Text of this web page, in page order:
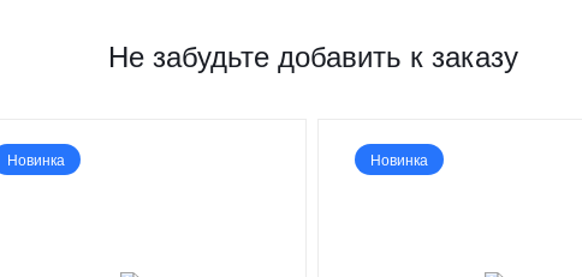
Не забудьте добавить к заказу
Новинка Новинка